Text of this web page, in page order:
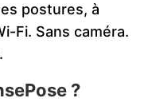
postures, à
Fi. Sans caméra.
?